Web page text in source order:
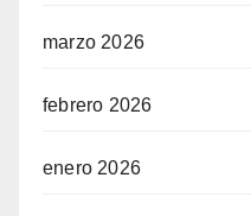
marzo 2026
febrero 2026
enero 2026